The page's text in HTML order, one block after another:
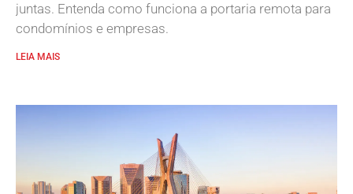
juntas. Entenda como funciona a portaria remota para
condomínios e empresas.
LEIA MAIS